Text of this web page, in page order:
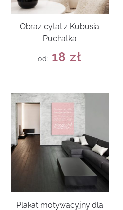
Obraz cytat z Kubusia
Puchatka
od: 18zł
Plakat motywacyjny dla